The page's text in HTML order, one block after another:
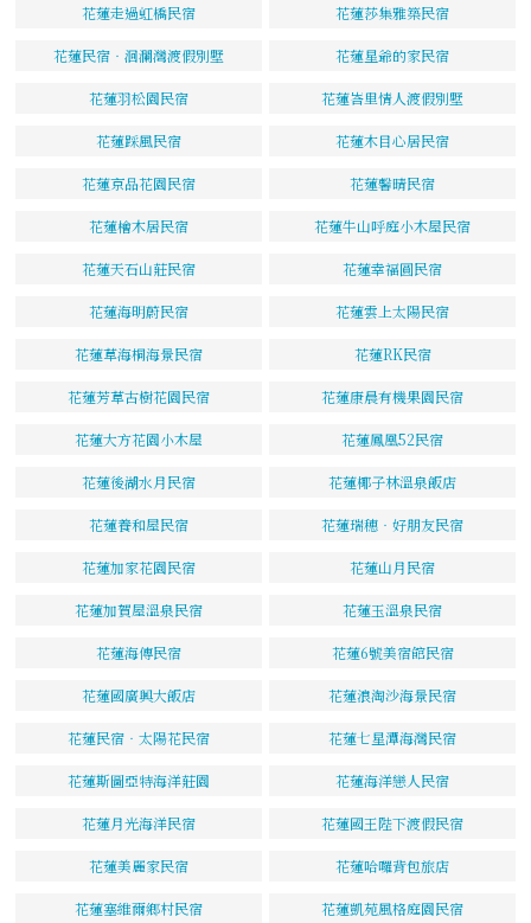
花蓮走過虹橋民宿 花蓮莎集雅築民宿
花蓮民宿‧洄瀾灣渡假別墅 花蓮星爺的家民宿
花蓮羽松園民宿 花蓮峇里情人渡假別墅
花蓮踩風民宿 花蓮木目心居民宿
花蓮京品花園民宿 花蓮馨晴民宿
花蓮檜木居民宿 花蓮牛山呼庭小木屋民宿
花蓮天石山莊民宿 花蓮幸福圓民宿
花蓮海明蔚民宿 花蓮雲上太陽民宿
花蓮草海桐海景民宿 花蓮RK民宿
花蓮芳草古樹花園民宿 花蓮康晨有機果園民宿
花蓮大方花園小木屋 花蓮鳳凰52民宿
花蓮後湖水月民宿 花蓮椰子林溫泉飯店
花蓮養和屋民宿 花蓮瑞穗‧好朋友民宿
花蓮加家花園民宿 花蓮山月民宿
花蓮加賀屋溫泉民宿 花蓮玉溫泉民宿
花蓮海傳民宿 花蓮6號美宿館民宿
花蓮國廣興大飯店 花蓮浪淘沙海景民宿
花蓮民宿‧太陽花民宿 花蓮七星潭海灣民宿
花蓮斯圖亞特海洋莊園 花蓮海洋戀人民宿
花蓮月光海洋民宿 花蓮國王陛下渡假民宿
花蓮美麗家民宿 花蓮哈囉背包旅店
花蓮塞維爾鄉村民宿 花蓮凱苑風格庭園民宿